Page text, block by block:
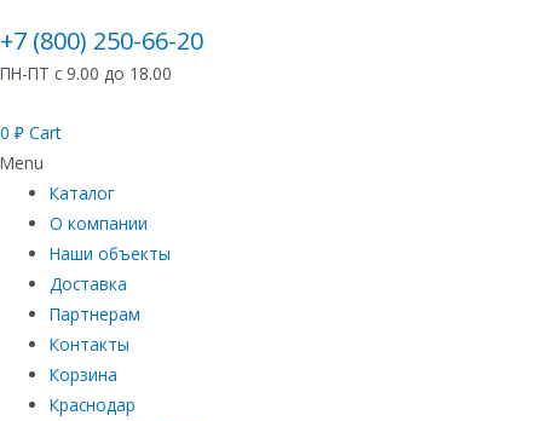
+7 (800) 250-66-20
ПН-ПТ с 9.00 до 18.00
0 ₽ Cart
Menu
Каталог
О компании
Наши объекты
Доставка
Партнерам
Контакты
Корзина
Краснодар